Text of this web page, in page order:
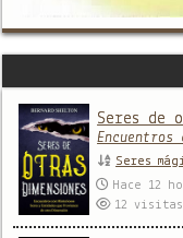
Seres de
Seres
Hace 12
12visitas